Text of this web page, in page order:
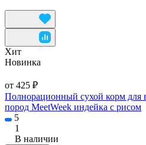
Хит
Новинка
от 425 ₽
Полнорационный сухой корм для
пород MeetWeek индейка с рисом
5
1
В наличии